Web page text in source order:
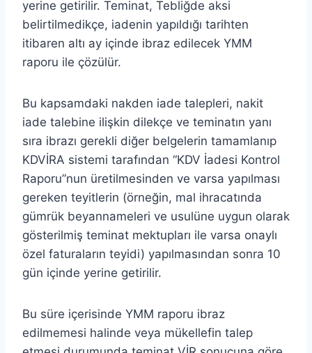
yerine getirilir. Teminat, Tebliğde aksi
belirtilmedikçe, iadenin yapıldığı tarihten
itibaren altı ay içinde ibraz edilecek YMM
raporu ile çözülür.
Bu kapsamdaki nakden iade talepleri, nakit
iade talebine ilişkin dilekçe ve teminatın yanı
sıra ibrazı gerekli diğer belgelerin tamamlanıp
KDVİRA sistemi tarafından “KDV İadesi Kontrol
Raporu”nun üretilmesinden ve varsa yapılması
gereken teyitlerin (örneğin, mal ihracatında
gümrük beyannameleri ve usulüne uygun olarak
gösterilmiş teminat mektupları ile varsa onaylı
özel faturaların teyidi) yapılmasından sonra 10
gün içinde yerine getirilir.
Bu süre içerisinde YMM raporu ibraz
edilmemesi halinde veya mükellefin talep